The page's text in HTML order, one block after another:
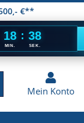
€**
18
MIN.
: 37
SEK.
Mein Konto